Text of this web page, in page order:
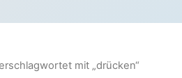
mit „drücken“